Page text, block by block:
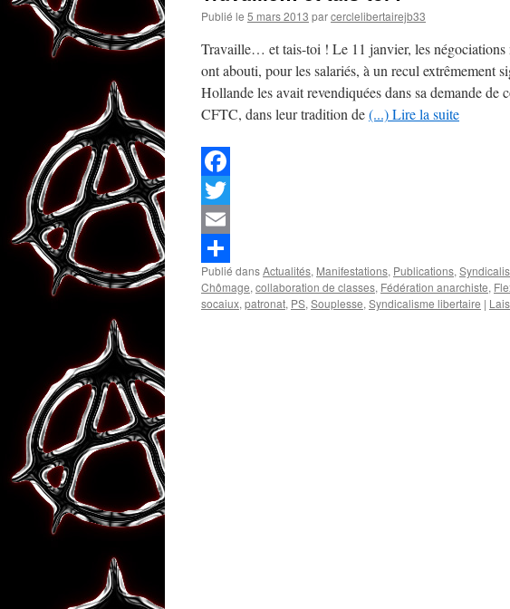
Publié le 5 mars 2013 parcerclelibertairejb33
Travaille… et tais-toi ! Le 11 janvier, les négociations
ont abouti, pour les salariés, à un recul extrêmement
Hollande les avait revendiquées dans sa demande
CFTC, dans leur tradition de(...) Lire la suite
Facebook
Twitter
Email
Partager
Publié dansActualités, Manifestations, Publications,
Chômage, collaboration de classes, Fédération anarchiste,
socaiux, patronat, PS, Souplesse, Syndicalisme libertaire |